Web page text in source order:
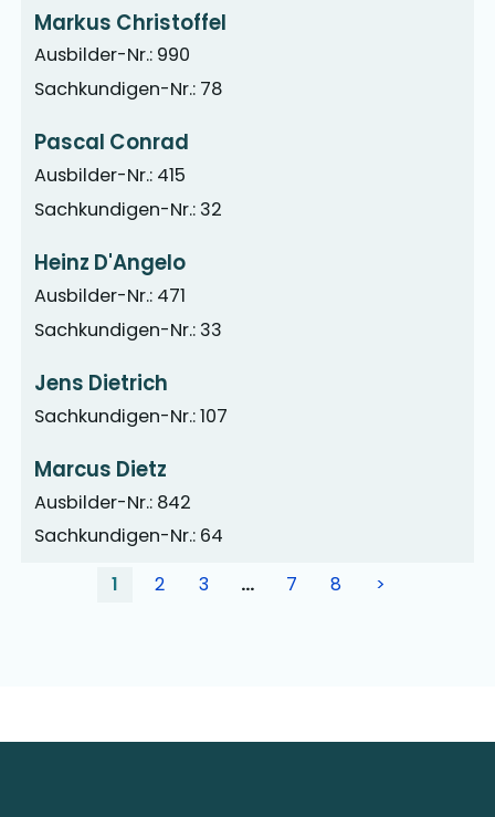
Markus Christoffel
Ausbilder-Nr.: 990
Sachkundigen-Nr.: 78
Pascal Conrad
Ausbilder-Nr.: 415
Sachkundigen-Nr.: 32
Heinz D'Angelo
Ausbilder-Nr.: 471
Sachkundigen-Nr.: 33
Jens Dietrich
Sachkundigen-Nr.: 107
Marcus Dietz
Ausbilder-Nr.: 842
Sachkundigen-Nr.: 64
1
2 3 … 7 8 >